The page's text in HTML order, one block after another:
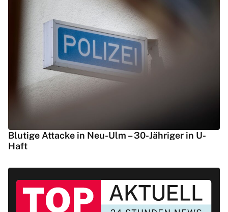
Blutige Attacke in Neu-Ulm – 30-Jähriger in U-
Haft